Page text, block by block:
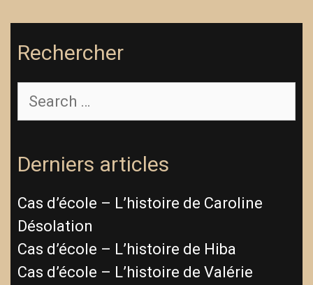
Rechercher
Derniers articles
Cas d’école – L’histoire de Caroline
Désolation
Cas d’école – L’histoire de Hiba
Cas d’école – L’histoire de Valérie